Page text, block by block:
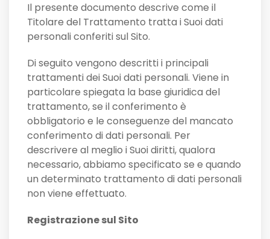
Il presente documento descrive come il
Titolare del Trattamento tratta i Suoi dati
personali conferiti sul Sito.
Di seguito vengono descritti i principali
trattamenti dei Suoi dati personali. Viene in
particolare spiegata la base giuridica del
trattamento, se il conferimento è
obbligatorio e le conseguenze del mancato
conferimento di dati personali. Per
descrivere al meglio i Suoi diritti, qualora
necessario, abbiamo specificato se e quando
un determinato trattamento di dati personali
non viene effettuato.
Registrazione sul Sito